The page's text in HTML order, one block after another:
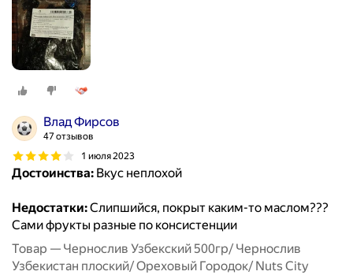
Влад Фирсов
47 отзывов
1 июля 2023
Достоинства: Вкус неплохой
Недостатки:Слипшийся, покрыт каким-то маслом???
Сами фрукты разные по консистенции
Товар — Чернослив Узбекский 500гр/ Чернослив
Узбекистан плоский/ Ореховый Городок/ Nuts City